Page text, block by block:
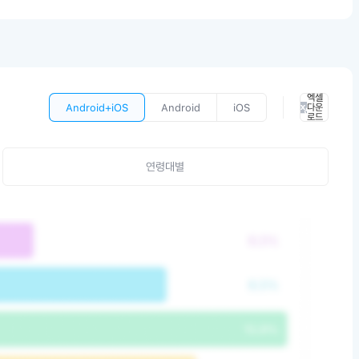
Android+iOS Android iOS
엑셀
다운
로드
연령대별